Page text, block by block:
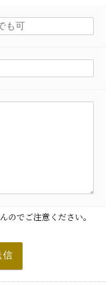
のでご注意ください。